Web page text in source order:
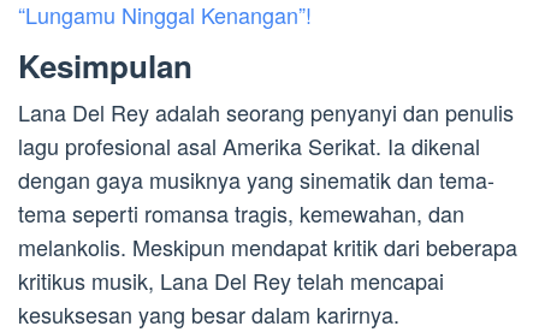
“Lungamu Ninggal Kenangan”!
Kesimpulan
Lana Del Rey adalah seorang penyanyi dan penulis
lagu profesional asal Amerika Serikat. Ia dikenal
dengan gaya musiknya yang sinematik dan tema-
tema seperti romansa tragis, kemewahan, dan
melankolis. Meskipun mendapat kritik dari beberapa
kritikus musik, Lana Del Rey telah mencapai
kesuksesan yang besar dalam karirnya.